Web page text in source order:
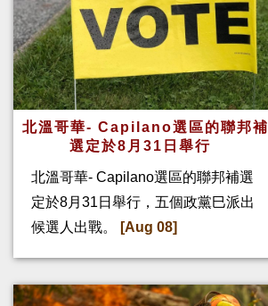
北溫哥華- Capilano選區的聯邦補
選定於8月31日舉行
北溫哥華- Capilano選區的聯邦補選
定於8月31日舉行，五個政黨巳派出
候選人出戰。
[Aug 08]